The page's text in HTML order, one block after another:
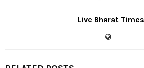
Live Bharat Times